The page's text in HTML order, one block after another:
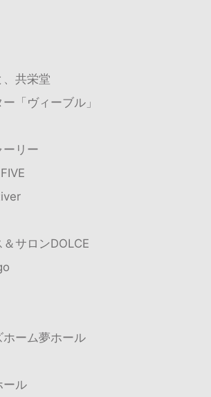
共栄堂
「ヴィーブル」
ーリー
サロンDOLCE
ーム夢ホール
ール